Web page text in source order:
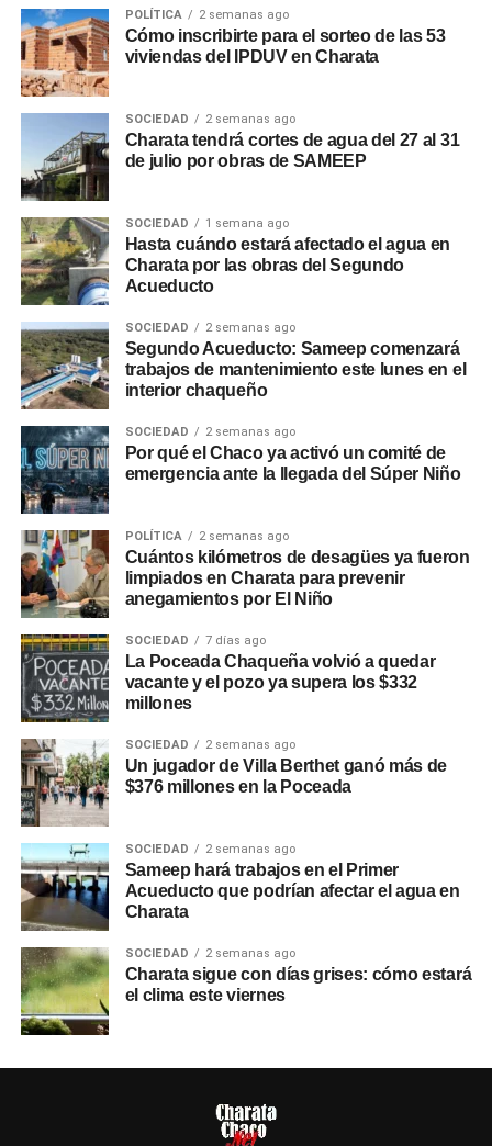
POLÍTICA 2 semanas ago
Cómo inscribirte para el sorteo de las 53
viviendas del IPDUV en Charata
SOCIEDAD 2 semanas ago
Charata tendrá cortes de agua del 27 al 31
de julio por obras de SAMEEP
SOCIEDAD 1 semana ago
Hasta cuándo estará afectado el agua en
Charata por las obras del Segundo
Acueducto
SOCIEDAD 2 semanas ago
Segundo Acueducto: Sameep comenzará
trabajos de mantenimiento este lunes en el
interior chaqueño
SOCIEDAD 2 semanas ago
Por qué el Chaco ya activó un comité de
emergencia ante la llegada del Súper Niño
POLÍTICA 2 semanas ago
Cuántos kilómetros de desagües ya fueron
limpiados en Charata para prevenir
anegamientos por El Niño
SOCIEDAD 7 días ago
La Poceada Chaqueña volvió a quedar
vacante y el pozo ya supera los $332
millones
SOCIEDAD 2 semanas ago
Un jugador de Villa Berthet ganó más de
$376 millones en la Poceada
SOCIEDAD 2 semanas ago
Sameep hará trabajos en el Primer
Acueducto que podrían afectar el agua en
Charata
SOCIEDAD 2 semanas ago
Charata sigue con días grises: cómo estará
el clima este viernes